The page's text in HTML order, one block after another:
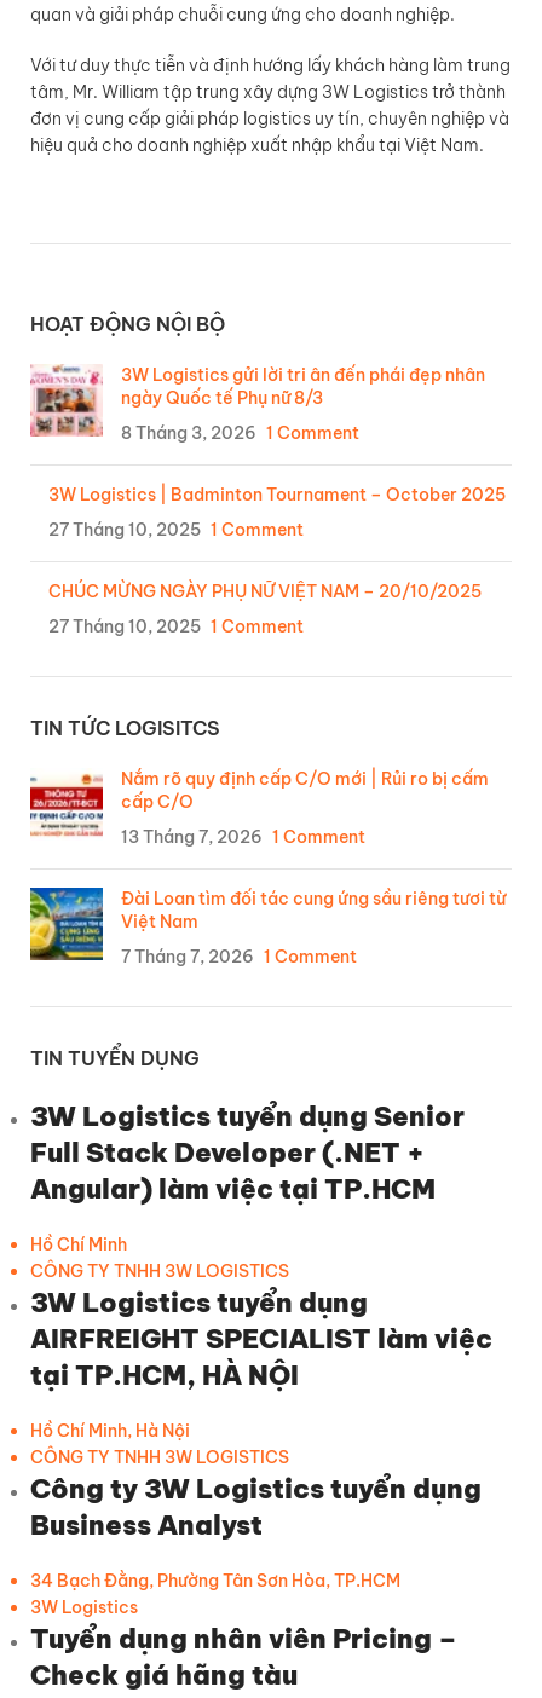
quan và giải pháp chuỗi cung ứng cho doanh nghiệp.
Với tư duy thực tiễn và định hướng lấy khách hàng làm trung
tâm, Mr. William tập trung xây dựng 3W Logistics trở thành
đơn vị cung cấp giải pháp logistics uy tín, chuyên nghiệp và
hiệu quả cho doanh nghiệp xuất nhập khẩu tại Việt Nam.
HOẠT ĐỘNG NỘI BỘ
3W Logistics gửi lời tri ân đến phái đẹp nhân
ngày Quốc tế Phụ nữ 8/3
8 Tháng 3, 2026 1 Comment
3W Logistics | Badminton Tournament – October 2025
27 Tháng 10, 2025 1 Comment
CHÚC MỪNG NGÀY PHỤ NỮ VIỆT NAM – 20/10/2025
27 Tháng 10, 2025 1 Comment
TIN TỨC LOGISITCS
Nắm rõ quy định cấp C/O mới | Rủi ro bị cấm
cấp C/O
13 Tháng 7, 2026 1 Comment
Đài Loan tìm đối tác cung ứng sầu riêng tươi từ
Việt Nam
7 Tháng 7, 2026 1 Comment
TIN TUYỂN DỤNG
3W Logistics tuyển dụng Senior
Full Stack Developer (.NET +
Angular) làm việc tại TP.HCM
Hồ Chí Minh
CÔNG TY TNHH 3W LOGISTICS
3W Logistics tuyển dụng
AIRFREIGHT SPECIALIST làm việc
tại TP.HCM, HÀ NỘI
Hồ Chí Minh, Hà Nội
CÔNG TY TNHH 3W LOGISTICS
Công ty 3W Logistics tuyển dụng
Business Analyst
34 Bạch Đằng, Phường Tân Sơn Hòa, TP.HCM
3W Logistics
Tuyển dụng nhân viên Pricing –
Check giá hãng tàu